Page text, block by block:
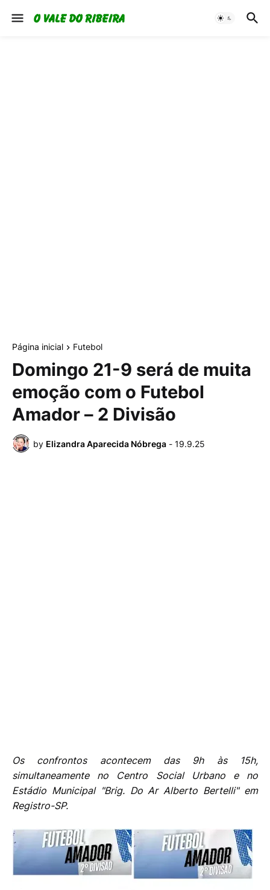
Página inicial Futebol
Domingo 21-9 será de muita
emoção com o Futebol
Amador – 2 Divisão
by Elizandra Aparecida Nóbrega - 19.9.25
Os confrontos acontecem das 9h às 15h,
simultaneamente no Centro Social Urbano e no
Estádio Municipal "Brig. Do Ar Alberto Bertelli" em
Registro-SP.